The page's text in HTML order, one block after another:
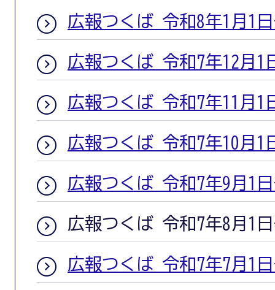
広報つくば 令和8年1月1
広報つくば 令和7年12月1
広報つくば 令和7年11月1
広報つくば 令和7年10月1
広報つくば 令和7年9月1
広報つくば 令和7年8月1
広報つくば 令和7年7月1